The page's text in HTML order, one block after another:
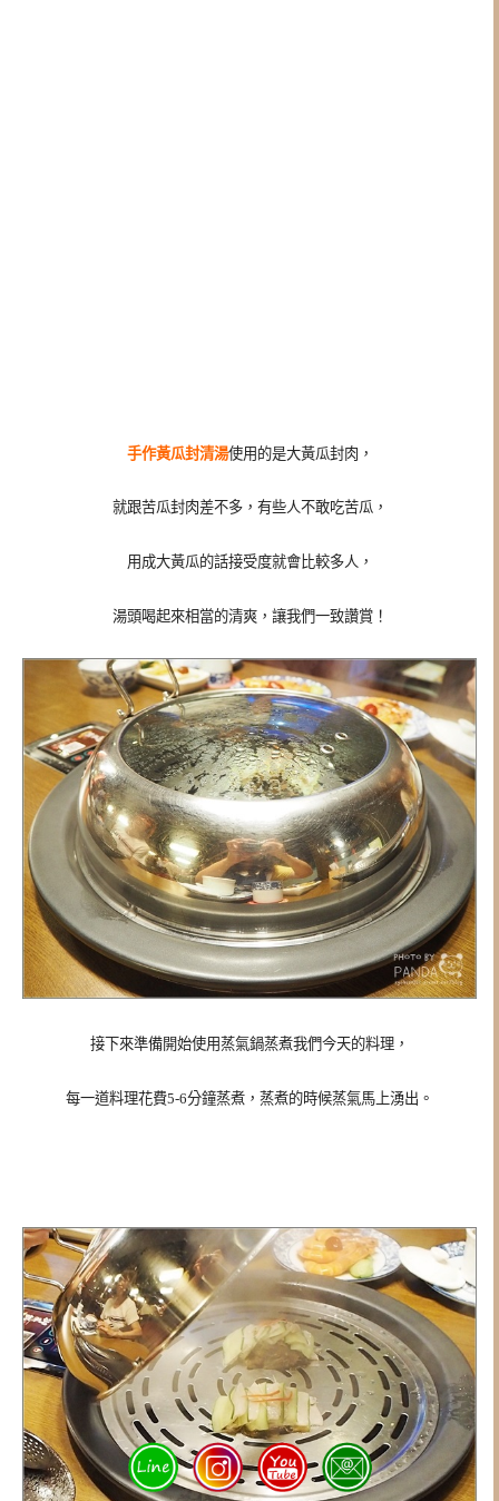
手作黃瓜封清湯使用的是大黃瓜封肉，
就跟苦瓜封肉差不多，有些人不敢吃苦瓜，
用成大黃瓜的話接受度就會比較多人，
湯頭喝起來相當的清爽，讓我們一致讚賞！
接下來準備開始使用蒸氣鍋蒸煮我們今天的料理，
每一道料理花費5-6分鐘蒸煮，蒸煮的時候蒸氣馬上湧出。